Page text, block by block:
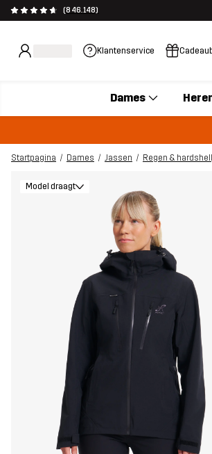
(846.148)
Klantenservice
Dames
Startpagina Dames Jassen Regen &
Model draagt